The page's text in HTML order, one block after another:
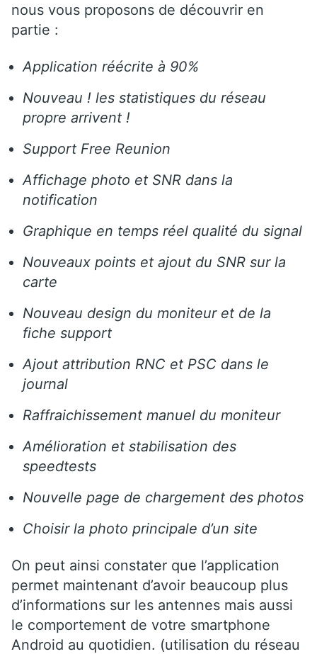
nous vous proposons de découvrir en
partie :
Application réécrite à 90%
Nouveau ! les statistiques du réseau
propre arrivent !
Support Free Reunion
Affichage photo et SNR dans la
notification
Graphique en temps réel qualité du signal
Nouveaux points et ajout du SNR sur la
carte
Nouveau design du moniteur et de la
fiche support
Ajout attribution RNC et PSC dans le
journal
Raffraichissement manuel du moniteur
Amélioration et stabilisation des
speedtests
Nouvelle page de chargement des photos
Choisir la photo principale d’un site
On peut ainsi constater que l’application
permet maintenant d’avoir beaucoup plus
d’informations sur les antennes mais aussi
le comportement de votre smartphone
Android au quotidien. (utilisation du réseau